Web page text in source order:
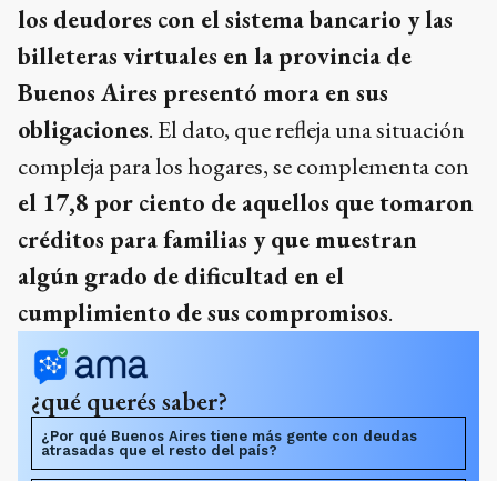
los deudores con el sistema bancario y las
billeteras virtuales en la provincia de
Buenos Aires presentó mora en sus
obligaciones. El dato, que refleja una situación
compleja para los hogares, se complementa con
el 17,8 por ciento de aquellos que tomaron
créditos para familias y que muestran
algún grado de dificultad en el
cumplimiento de sus compromisos.
¿qué querés saber?
¿Por qué Buenos Aires tiene más gente con deudas
atrasadas que el resto del país?